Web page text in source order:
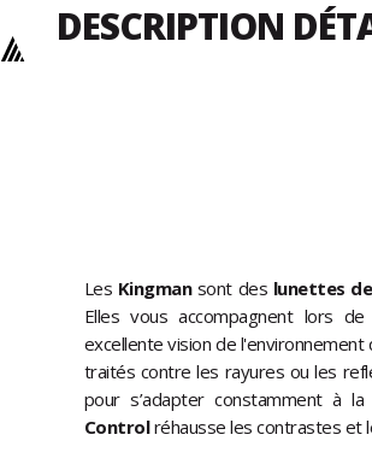
DESCRIPTION
Les Kingmansont des lunettes
Elles vous accompagnent lors
excellente vision de
traités contre les rayures ou les
pour s’adapter constamment à la
Controlréhausse les contrastes et